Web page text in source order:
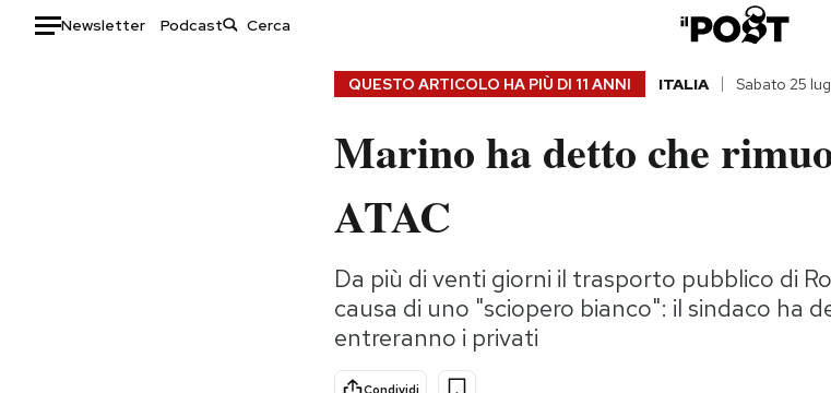
Newsletter Podcast
Storie/Idee
Ok Boomer!
QUESTO ARTICOLO HA PIÙ DI 11 ANNI ITALIA Sabato 25
Marino ha detto che
ATAC
Da più di venti giorni il trasporto pubblico di
causa di uno "sciopero bianco": il sindaco ha
entreranno i privati
Condividi